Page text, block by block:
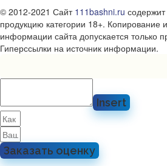
© 2012-2021 Сайт 111bashni.ru
продукцию категории 18+. Копирование
информации сайта допускается только
Гиперссылки на источник информации.
Insert
Заказать оценку